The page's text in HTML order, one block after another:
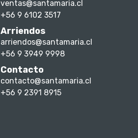
ventas@santamaria.cl
+56 9 6102 3517
Arriendos
arriendos@santamaria.cl
+56 9 3949 9998
Contacto
contacto@santamaria.cl
+56 9 2391 8915